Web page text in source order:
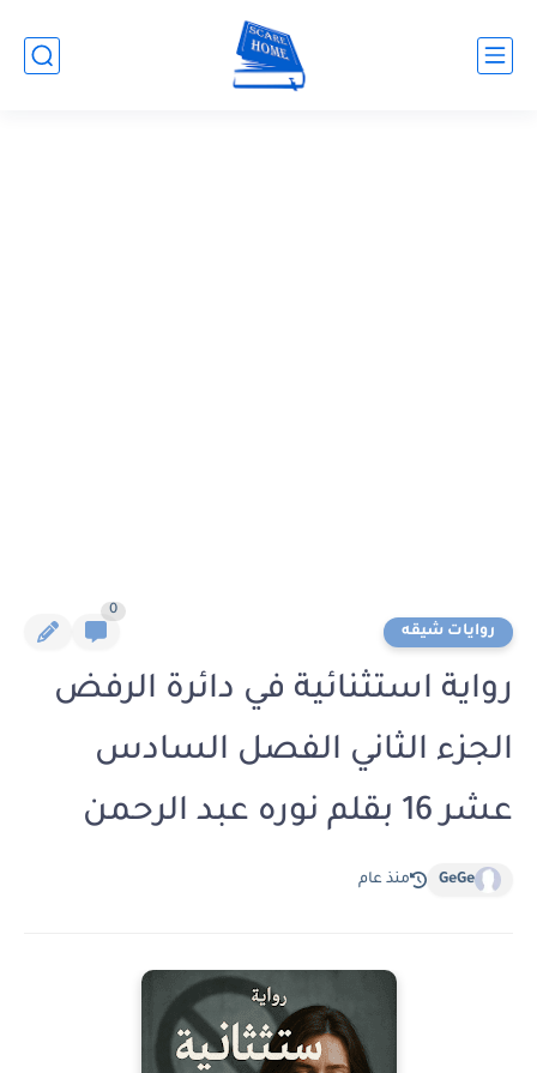
روايات شيقه
0
رواية استثنائية في دائرة الرفض
الجزء الثاني الفصل السادس
عشر 16 بقلم نوره عبد الرحمن
GeGe منذ عام